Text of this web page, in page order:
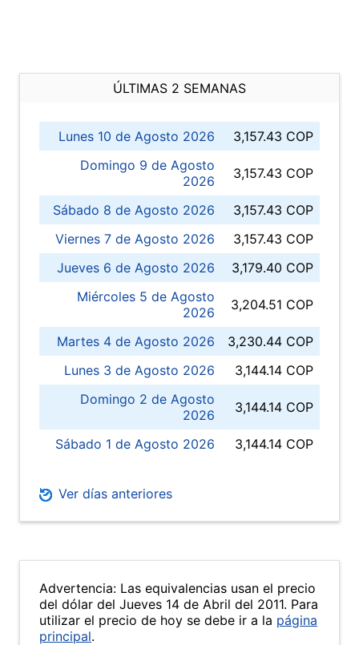
ÚLTIMAS 2 SEMANAS
Lunes 10 de Agosto 2026
3,157.43 COP
Domingo 9 de Agosto
2026
3,157.43 COP
Sábado 8 de Agosto 2026
3,157.43 COP
Viernes 7 de Agosto 2026
3,157.43 COP
Jueves 6 de Agosto 2026
3,179.40 COP
Miércoles 5 de Agosto
2026
3,204.51 COP
Martes 4 de Agosto 2026
3,230.44 COP
Lunes 3 de Agosto 2026
3,144.14 COP
Domingo 2 de Agosto
2026
3,144.14 COP
Sábado 1 de Agosto 2026 3,144.14 COP
Ver días anteriores
Advertencia: Las equivalencias usan el precio
del dólar del Jueves 14 de Abril del 2011. Para
utilizar el precio de hoy se debe ir a la página
principal.